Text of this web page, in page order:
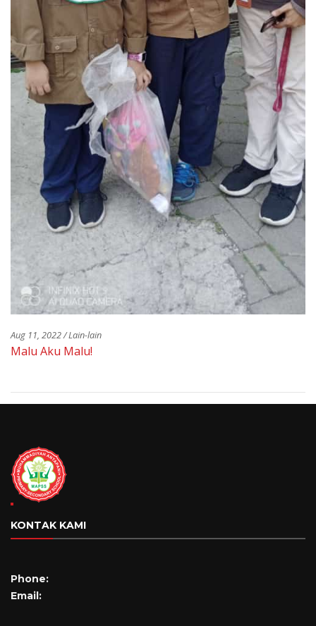
Aug 11, 2022 / Lain-lain
Malu Aku Malu!
KONTAK KAMI
Phone:
Email: